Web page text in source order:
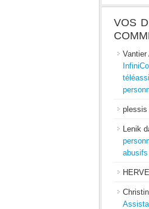
VOS
Vantier
plessis
Lenik
abusifs